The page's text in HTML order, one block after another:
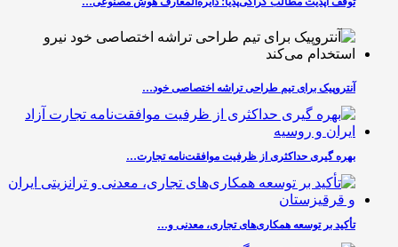
آنتروپیک برای تیم طراحی تراشه اختصاصی خود…
بهره گیری حداکثری از ظرفیت موافقت‌نامه تجارت…
تأکید بر توسعه همکاری‌های تجاری، معدنی و…